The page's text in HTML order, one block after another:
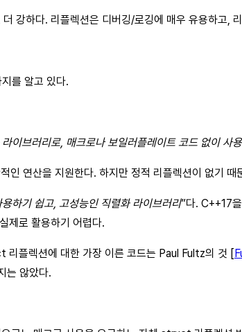
더 강하다. 리플렉션은 디버깅/로깅에 매우 유용하고,
를 알고 있다.
이브러리로, 매크로나 보일러플레이트 코드 없이 사
인 연산을 지원한다. 하지만 정적 리플렉션이 없기
하기 쉽고, 고성능인 직렬화 라이브러리”다. C++17
제로 활용하기 어렵다.
리플렉션에 대한 가장 이른 코드는 Paul Fultz의 것 [
는 않았다.